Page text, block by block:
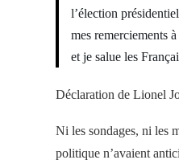
l’élection
mes remerciements
et je salue les
Déclaration de Lionel
Ni les sondages, ni les
politique n’avaient